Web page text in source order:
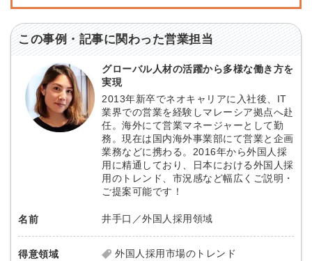
この事例・記事に関わった営業担当
グローバル人材の活躍から多様な働き方を
実現
2013年新卒でネオキャリアに入社後、IT
業界での営業を経験しマレーシア拠点へ赴
任。海外にて営業マネージャーとして勤
務。現在は国内海外事業部にて営業と企画
業務などに携わる。2016年から外国人採
用に精通しており、日本における外国人採
用のトレンド、市況感など幅広くご説明・
ご提案可能です！
名前 井手口／外国人採用領域
得意領域
外国人採用市場のトレンド